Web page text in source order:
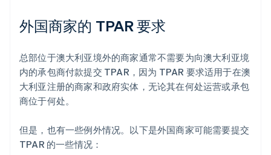
外国商家的 TPAR 要求
总部位于澳大利亚境外的商家通常不需要为向澳大利亚境
内的承包商付款提交 TPAR，因为 TPAR 要求适用于在澳
大利亚注册的商家和政府实体，无论其在何处运营或承包
商位于何处。
但是，也有一些例外情况。以下是外国商家可能需要提交
TPAR 的一些情况：